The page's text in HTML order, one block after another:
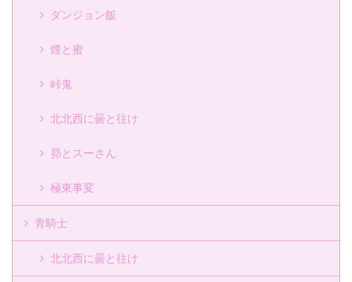
ダンジョン飯
煙と蜜
峠鬼
北北西に曇と往け
昴とスーさん
極東事変
青騎士
北北西に曇と往け